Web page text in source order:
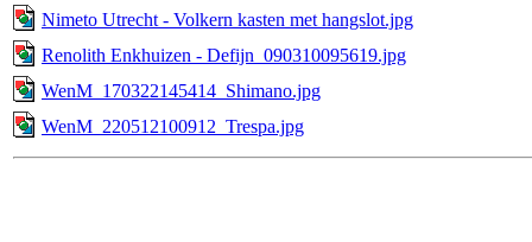
Nimeto Utrecht - Volkern kasten met hangslot.jpg
Renolith Enkhuizen - Defijn_090310095619.jpg
WenM_170322145414_Shimano.jpg
WenM_220512100912_Trespa.jpg